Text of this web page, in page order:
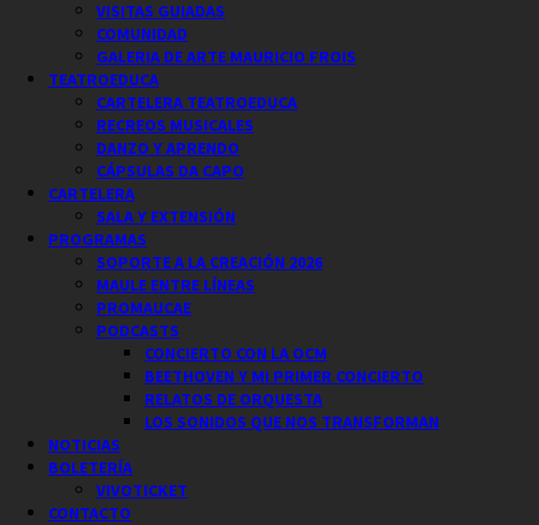
VISITAS GUIADAS
COMUNIDAD
GALERIA DE ARTE MAURICIO FROIS
TEATROEDUCA
CARTELERA TEATROEDUCA
RECREOS MUSICALES
DANZO Y APRENDO
CÁPSULAS DA CAPO
CARTELERA
SALA Y EXTENSIÓN
PROGRAMAS
SOPORTE A LA CREACIÓN 2026
MAULE ENTRE LÍNEAS
PROMAUCAE
PODCASTS
CONCIERTO CON LA OCM
BEETHOVEN Y MI PRIMER CONCIERTO
RELATOS DE ORQUESTA
LOS SONIDOS QUE NOS TRANSFORMAN
NOTICIAS
BOLETERÍA
VIVOTICKET
CONTACTO